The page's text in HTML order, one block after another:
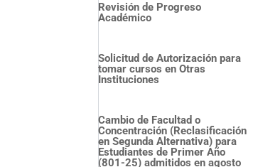
Revisión de Progreso
Académico
Solicitud de Autorización para
tomar cursos en Otras
Instituciones
Cambio de Facultad o
Concentración (Reclasificación
en Segunda Alternativa) para
Estudiantes de Primer Año
(801-25) admitidos en agosto